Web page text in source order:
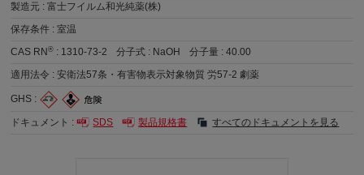
製造元 :富士フイルム和光純薬(株)
保存条件 :室温
CAS RN® : 1310-73-2 分子式 : NaOH 分子量 :40.00
適用法令 :安衛法57条・有害物表示対象物質 労57-2 劇薬
GHS :
ドキュメント : SDS 製品規格書 すべてのドキュメントを見る